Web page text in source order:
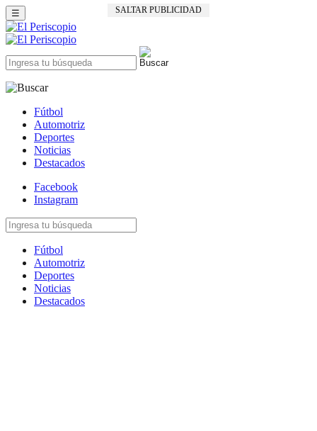
SALTAR PUBLICIDAD
☰
Fútbol
Automotriz
Deportes
Noticias
Destacados
Facebook
Instagram
Fútbol
Automotriz
Deportes
Noticias
Destacados